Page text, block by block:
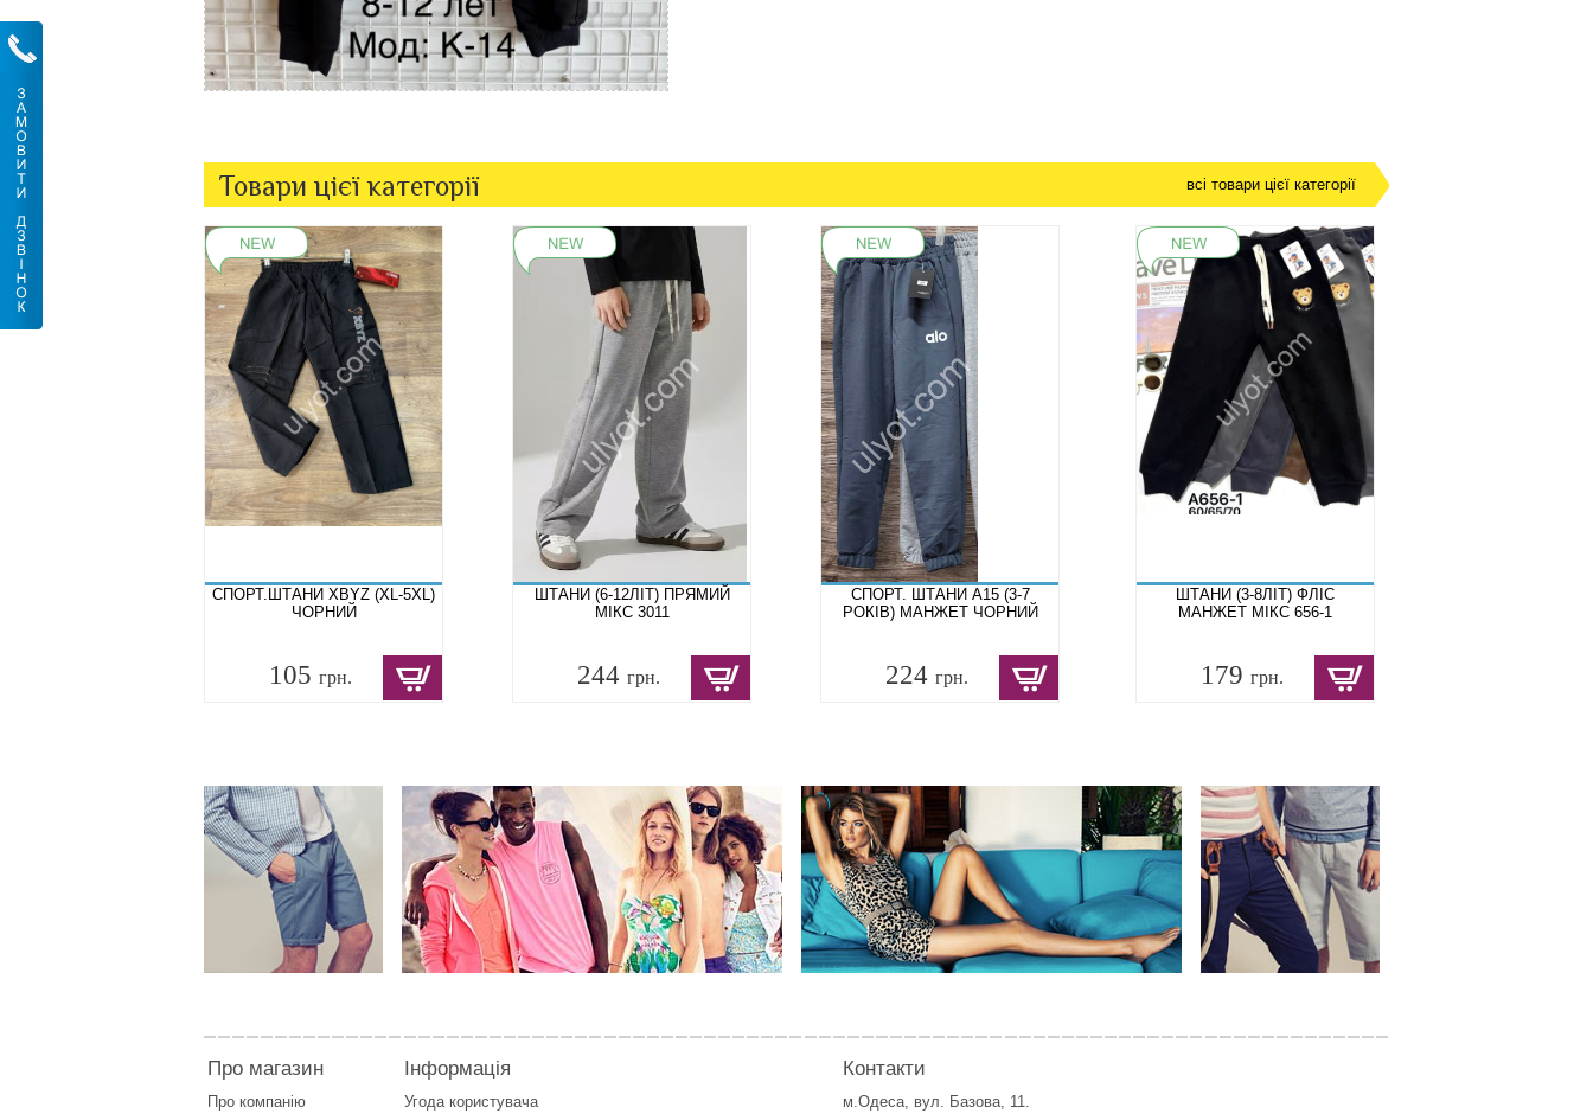
Товари цієї категорії всі товари цієї категорії
СПОРТ.ШТАНИ XBYZ (XL-5XL)
ЧОРНИЙ
105 грн.
ШТАНИ (6-12ЛІТ) ПРЯМИЙ
МІКС 3011
244 грн.
СПОРТ. ШТАНИ A15 (3-7
РОКІВ) МАНЖЕТ ЧОРНИЙ
224 грн.
ШТАНИ (3-8ЛІТ) ФЛІС
МАНЖЕТ МІКС 656-1
179 грн.
Про магазин
Про компанію
Інформація
Угода користувача
Контакти
м.Одеса, вул. Базова, 11.